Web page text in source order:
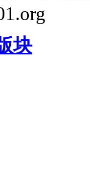
块